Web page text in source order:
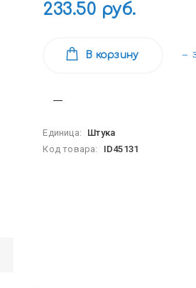
233.50 руб.
В корзину —
Единица:
Штука
Код товара:
ID45131